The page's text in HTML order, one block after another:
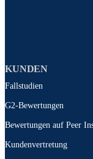
KUNDEN
Fallstudien
G2-Bewertungen
Bewertungen auf Peer
Kundenvertretung